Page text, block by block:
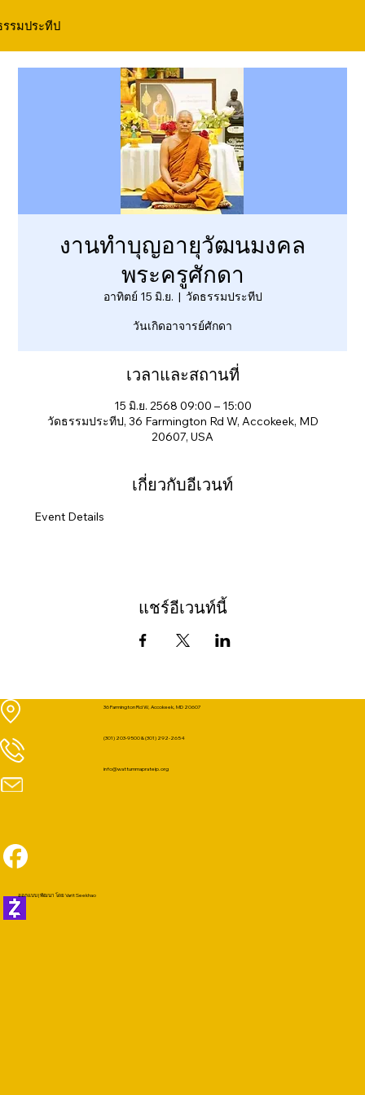
รรมประทีป
งานทำบุญอายุวัฒนมงคล
พระครูศักดา
อาทิตย์ 15 มิ.ย.
  |
วัดธรรมประทีป
วันเกิดอาจารย์ศักดา
เวลาและสถานที่
15 มิ.ย. 2568 09:00 – 15:00
วัดธรรมประทีป, 36 Farmington Rd W, Accokeek, MD
20607, USA
เกี่ยวกับอีเวนท์
Event Details
แชร์อีเวนท์นี้
36 Farmington Rd W, Accokeek, MD 20607
(301) 203-9500 & (301) 292-2654
info@wattummaprateip.org
ออกแบบ | พัฒนา โดย Varit Seekhao